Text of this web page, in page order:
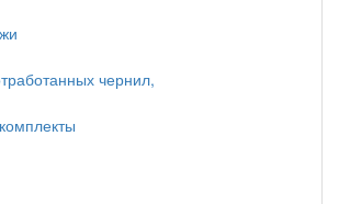
чернил,